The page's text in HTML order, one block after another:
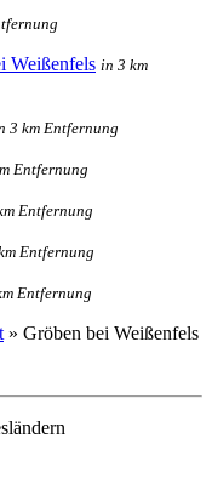
Weißenfels in 3 km
3 km Entfernung
Entfernung
Entfernung
Entfernung
Entfernung
» Gröben bei Weißenfels